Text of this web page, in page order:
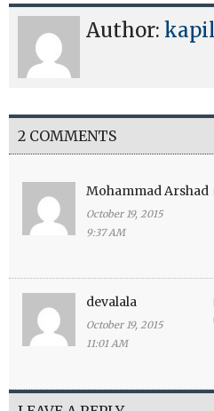
Author:
2 COMMENTS
Mohammad Arshad
October 19, 2015
9:37 AM
devalala
October 19, 2015
11:01 AM